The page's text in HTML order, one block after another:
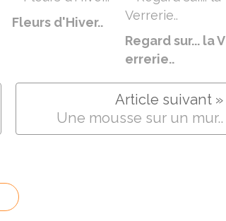
Fleurs d'Hiver..
Regard sur... la V
errerie..
Une mousse sur un mur..